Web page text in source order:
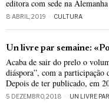
editora com sede na Alemanha
8 ABRIL, 2019 CULTURA
Un livre par semaine:
Acaba de sair do prelo o
diáspora”, com a participação
Depois de ter publicado, em
5 DEZEMBRO, 2018 UN LIVRE